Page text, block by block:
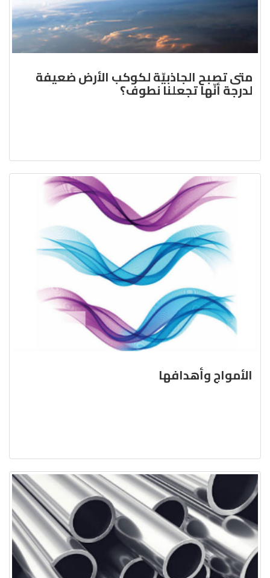
متى تصبح الجاذبيّة لكوكب الأرض ضعيفة
لدرجة أنّها تجعلنا نطوف؟
الأمواج وأهدافها